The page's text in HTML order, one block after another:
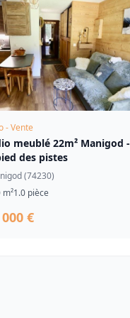
- Vente
meublé 22m² Manigod -
des pistes
(74230)
1.0 pièce
€